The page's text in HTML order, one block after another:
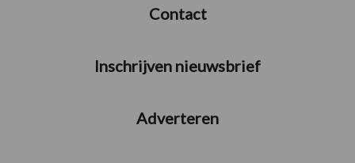
Contact
Inschrijven nieuwsbrief
Adverteren